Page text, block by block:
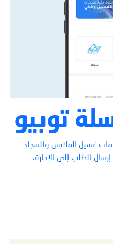
توبيو
غسيل الملابس والسجاد
الطلب إلى الإدارة،